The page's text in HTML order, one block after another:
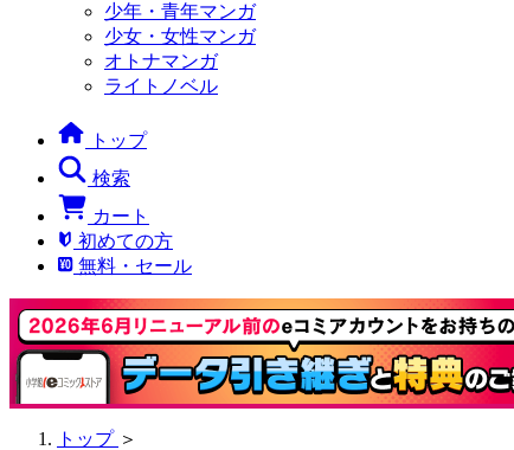
少年・青年マンガ
少女・女性マンガ
オトナマンガ
ライトノベル
トップ
検索
カート
初めての方
無料・セール
トップ ＞